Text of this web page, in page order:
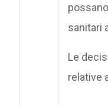
sanitari
Le
relative